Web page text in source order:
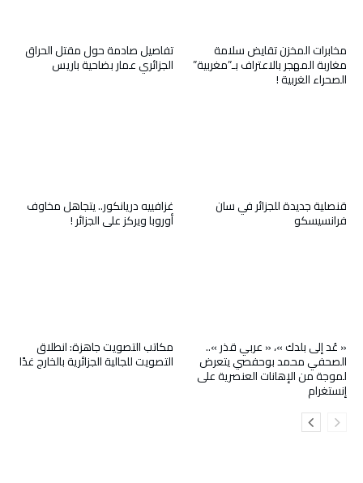
تفاصيل صادمة حول مقتل الحراق
الجزائري عمار بضاحية باريس
مخابرات المخزن تقايض سلامة
مغاربة المهجر بالاعتراف بـ”مغربية”
الصحراء الغربية !
غزافييه دريانكور.. يتجاهل مخاوف
أوروبا ويركز على الجزائر !
قنصلية جديدة للجزائر في سان
فرانسيسكو
مكاتب التصويت جاهزة: انطلاق
التصويت للجالية الجزائرية بالخارج غدًا
« عُد إلى بلدك »، « عربي قذر »..
الصحفي محمد بوحفصي يتعرض
لموجة من الإهانات العنصرية على
إنستغرام